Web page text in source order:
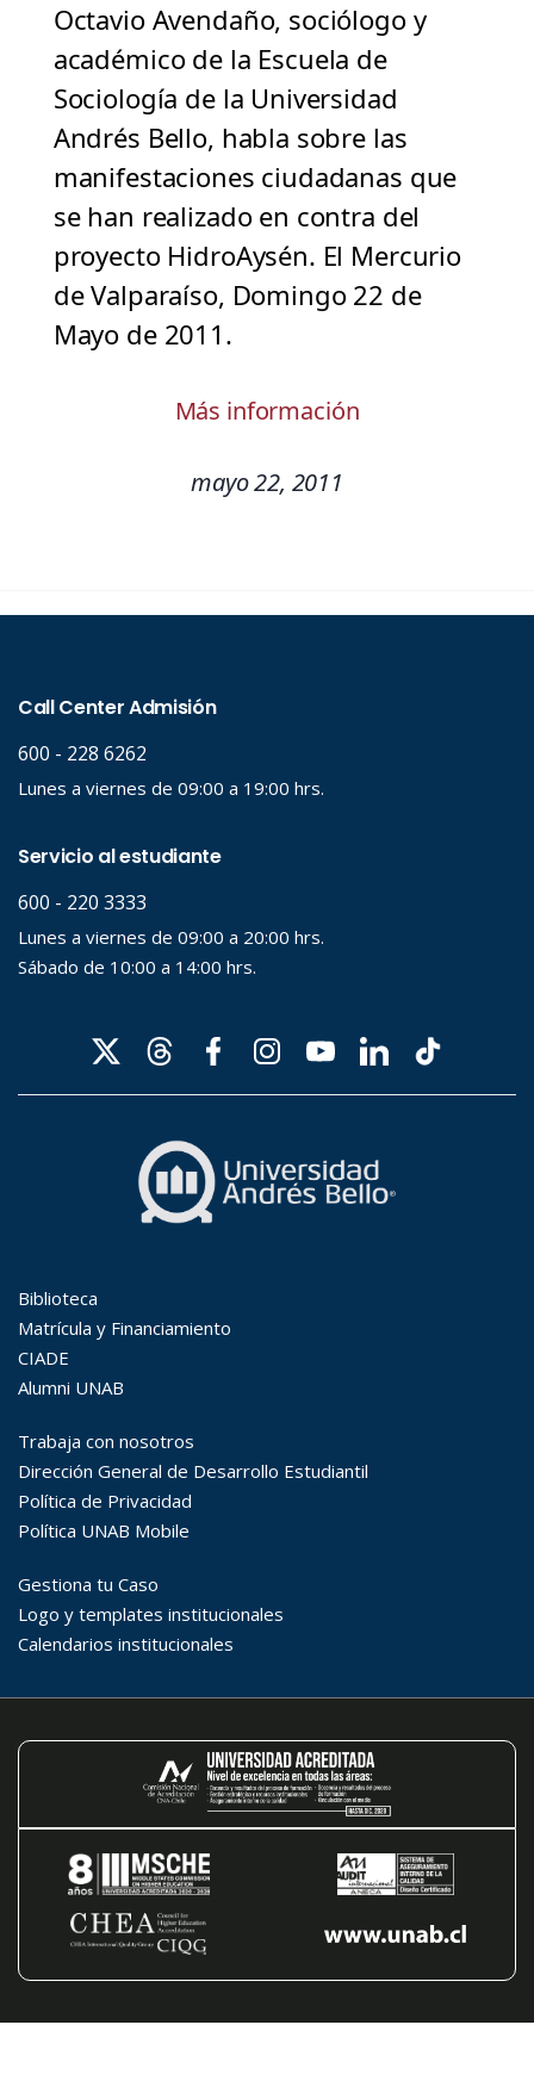
Octavio Avendaño, sociólogo y
académico de la Escuela de
Sociología de la Universidad
Andrés Bello, habla sobre las
manifestaciones ciudadanas que
se han realizado en contra del
proyecto HidroAysén. El Mercurio
de Valparaíso, Domingo 22 de
Mayo de 2011.
Más información
mayo 22, 2011